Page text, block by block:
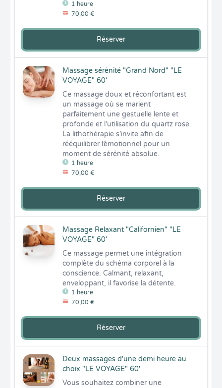
1 heure
70,00 €
Réserver
Massage sérénité "Grand Nord" "LE
VOYAGE" 60'
1 heure
70,00 €
Ce massage doux et réconfortant est
un massage où se marient
parfaitement une gestuelle lente et
profonde et l’utilisation du quartz rose.
La lithothérapie s’invite afin de
rééquilibrer l’émotionnel pour un
moment de sérénité absolue.
Réserver
Massage Relaxant "Californien" "LE
VOYAGE" 60'
1 heure
70,00 €
Ce massage permet une intégration
complète du schéma corporel à la
conscience. Calmant, relaxant,
enveloppant, il favorise la détente.
Réserver
Deux massages d'une demi heure au
choix "LE VOYAGE" 60'
Vous souhaitez combiner une